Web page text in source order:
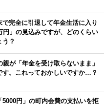
で完全に引退して年金生活に入り
円」の見込みですが、どのくらい
う？
親が「年金を受け取らないまま」
す。これっておかしいですか…？
5000円」の町内会費の支払いを拒